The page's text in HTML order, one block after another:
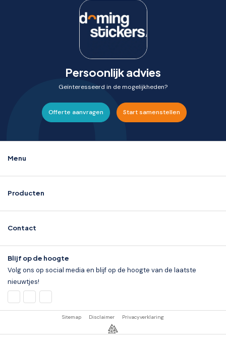
Persoonlijk advies
Geïnteresseerd in de mogelijkheden?
Offerte aanvragen Start samenstellen
Menu
Producten
Contact
Blijf op de hoogte
Volg ons op social media en blijf op de hoogte van de laatste
nieuwtjes!
Sitemap Disclaimer Privacyverklaring